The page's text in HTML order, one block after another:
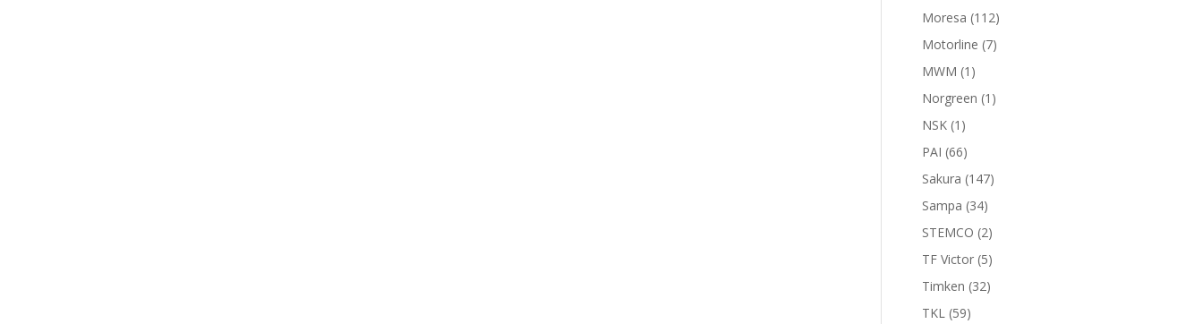
productos
Moresa 112112
productos
Motorline 77
MWM 1 1
producto
Norgreen 1 1
NSK 1 1
producto
PAI 6666
productos
Sakura 147147
Sampa 3434
productos
STEMCO 22
productos
TF Victor 55
productos
Timken 3232
TKL 5959